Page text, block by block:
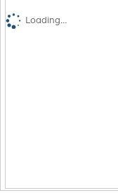
Loading...